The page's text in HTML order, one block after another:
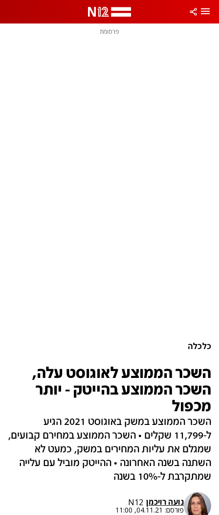
פרסומת
כלכלה
השכר הממוצע לאוגוסט עלה,
השכר הממוצע בהייטק - יותר
מכפול
השכר הממוצע במשק באוגוסט 2021 הגיע
ל-11,799 שקלים • השכר הממוצע במחירם קבועים,
שמגלם את עליות המחירים במשק, כמעט לא
השתנה בשנה האחרונה • ההייטק מוביל עם עלייה
שמתקרבת ל-10% בשנה
נועה רויכמן N12
פורסם: 04.11.21, 11:00